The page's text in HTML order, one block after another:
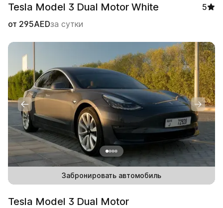
Tesla Model 3 Dual Motor White
5
от 295AEDза сутки
Забронировать автомобиль
Tesla Model 3 Dual Motor